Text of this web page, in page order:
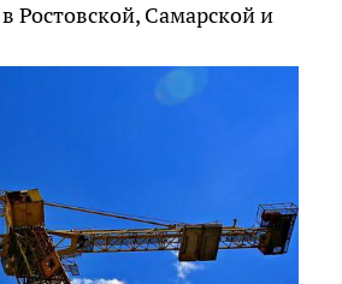
Ростовской, Самарской и